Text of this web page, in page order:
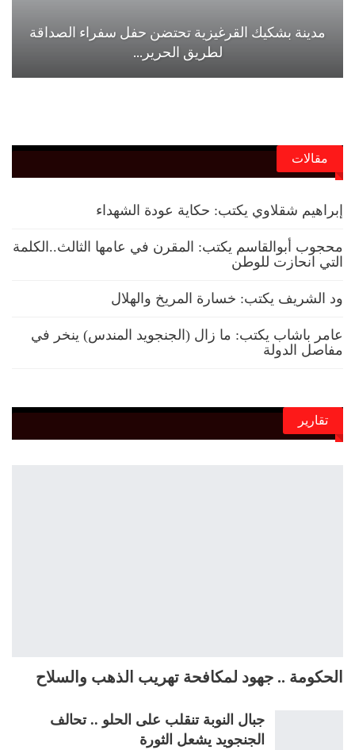
مدينة بشكيك القرغيزية تحتضن حفل سفراء الصداقة
لطريق الحرير…
مقالات
إبراهيم شقلاوي يكتب: حكاية عودة الشهداء
محجوب أبوالقاسم يكتب: المقرن في عامها الثالث..الكلمة
التي انحازت للوطن
ود الشريف يكتب: خسارة المريخ والهلال
عامر باشاب يكتب: ما زال (الجنجويد المندس) ينخر في
مفاصل الدولة
تقارير
الحكومة .. جهود لمكافحة تهريب الذهب والسلاح
جبال النوبة تنقلب على الحلو .. تحالف
الجنجويد يشعل الثورة